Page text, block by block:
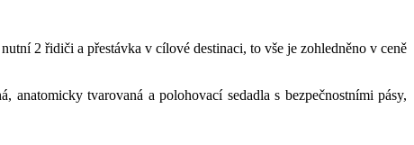
2 řidiči a přestávka v cílové destinaci, to vše je zohledněno v ceně
tvarovaná a polohovací sedadla s bezpečnostními pásy,